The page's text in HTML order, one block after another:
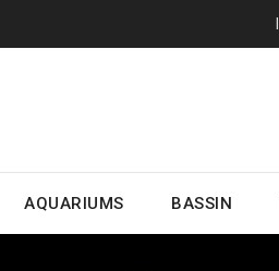
AQUARIUMS BASSIN